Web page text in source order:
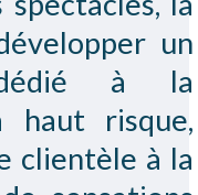
un
à la
haut risque,
clientèle à la